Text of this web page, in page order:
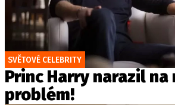
SVĚTOVÉ CELEBRITY
Princ Harry narazil na
problém!